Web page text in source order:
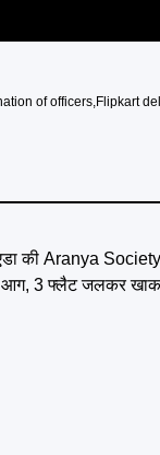
of officers,Flipkart